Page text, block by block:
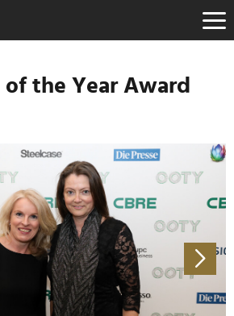
of the Year Award